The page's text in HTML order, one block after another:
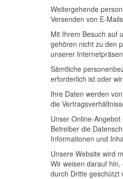
Weitergehende
Versenden von E-
Mit Ihrem Besuch auf
gehören nicht zu den
unserer
Sämtliche
erforderlich ist oder
Ihre Daten werden
die
Unser Online-
Betreiber die
Informationen und
Unsere Website wird
Wir weisen darauf
durch Dritte geschützt